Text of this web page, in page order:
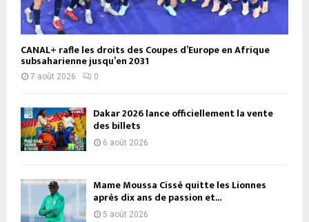
CANAL+ rafle les droits des Coupes d’Europe en Afrique
subsaharienne jusqu’en 2031
7 août 2026 0
Dakar 2026 lance officiellement la vente
des billets
6 août 2026
Mame Moussa Cissé quitte les Lionnes
après dix ans de passion et...
5 août 2026